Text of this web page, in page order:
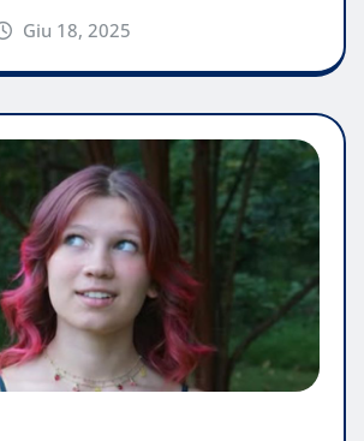
Giu 18, 2025